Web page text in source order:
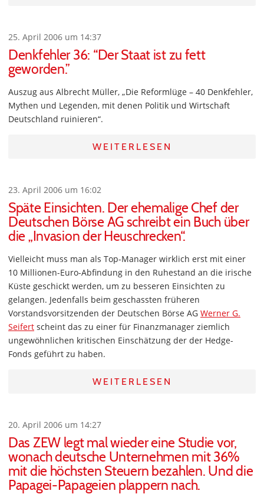
25. April 2006 um 14:37
Denkfehler 36: “Der Staat ist zu fett
geworden.”
Auszug aus Albrecht Müller, „Die Reformlüge – 40 Denkfehler,
Mythen und Legenden, mit denen Politik und Wirtschaft
Deutschland ruinieren“.
WEITERLESEN
23. April 2006 um 16:02
Späte Einsichten. Der ehemalige Chef der
Deutschen Börse AG schreibt ein Buch über
die „Invasion der Heuschrecken“.
Vielleicht muss man als Top-Manager wirklich erst mit einer
10 Millionen-Euro-Abfindung in den Ruhestand an die irische
Küste geschickt werden, um zu besseren Einsichten zu
gelangen. Jedenfalls beim geschassten früheren
Vorstandsvorsitzenden der Deutschen Börse AG Werner G.
Seifert scheint das zu einer für Finanzmanager ziemlich
ungewöhnlichen kritischen Einschätzung der der Hedge-
Fonds geführt zu haben.
WEITERLESEN
20. April 2006 um 14:27
Das ZEW legt mal wieder eine Studie vor,
wonach deutsche Unternehmen mit 36%
mit die höchsten Steuern bezahlen. Und die
Papagei-Papageien plappern nach.